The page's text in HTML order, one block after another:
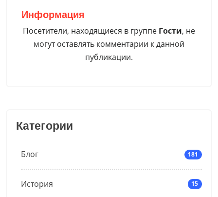
Категории
Блог 181
История 15
Информация
Посетители, находящиеся в группе Гости, не
могут оставлять комментарии к данной
публикации.